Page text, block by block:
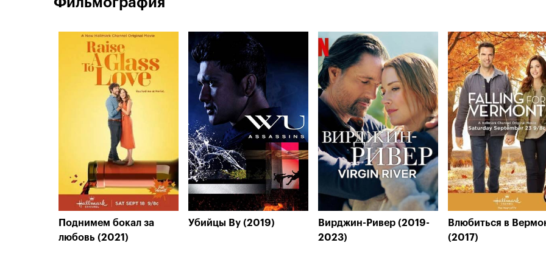
Поднимем бокал за
любовь (2021)
Убийцы Ву (2019)
Вирджин-Ривер (2019-
2023)
Влюбиться в
(2017)